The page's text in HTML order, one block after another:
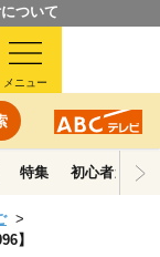
ついて
メニュー
特集 初心者ガイド
】